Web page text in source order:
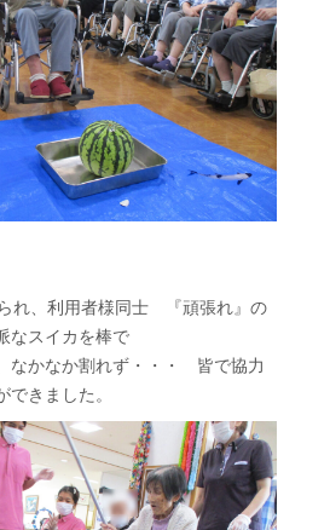
れ、利用者様同士 『頑張れ』の
なスイカを棒で
なかなか割れず・・・ 皆で協力
できました。